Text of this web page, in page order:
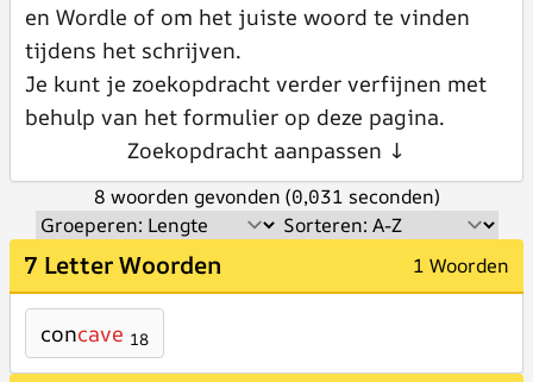
en Wordle of om het juiste woord te vinden
tijdens het schrijven.
Je kunt je zoekopdracht verder verfijnen met
behulp van het formulier op deze pagina.
Zoekopdracht aanpassen ↓
8 woorden gevonden (0,031 seconden)
7 Letter Woorden 1 Woorden
concave 18